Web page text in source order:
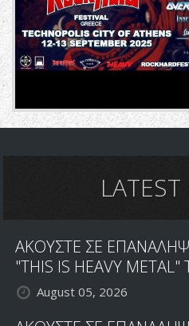
ΑΚΟΥΣΤΕ ΣΕ
"THIS IS HEAVY
August 05, 2026